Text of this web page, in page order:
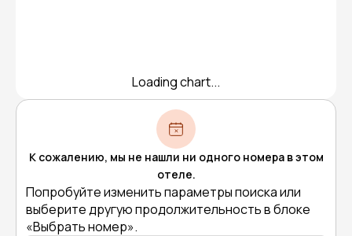
Loading chart...
К сожалению, мы не нашли ни одного номера в этом
отеле.
Попробуйте изменить параметры поиска или
выберите другую продолжительность в блоке
«Выбрать номер».